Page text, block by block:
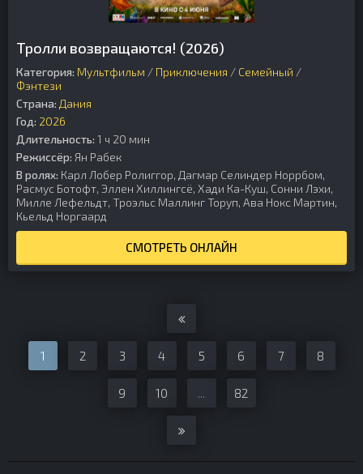
Тролли возвращаются! (2026)
Категория: Мультфильм / Приключения / Семейный /
Фэнтези
Страна: Дания
Год: 2026
Длительность: 1 ч 20 мин
Режиссёр: Ян Рабек
В ролях: Карл Лобер Ролиггор, Дагмар Селиндер Норрбом,
Расмус Ботофт, Эллен Хиллингсё, Хади Ка-Куш, Сонни Лэхи,
Милле Лефельдт, Троэльс Маллинг Торуп, Ава Нокс Мартин,
Кьельд Норгаард
СМОТРЕТЬ ОНЛАЙН
1 2 3 4 5 6 7 8
9 10 ... 82